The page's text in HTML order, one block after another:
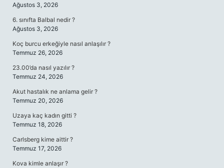
Ağustos 3, 2026
6. sınıfta Balbal nedir ?
Ağustos 3, 2026
Koç burcu erkeğiyle nasıl anlaşılır ?
Temmuz 26, 2026
23.00’da nasıl yazılır ?
Temmuz 24, 2026
Akut hastalık ne anlama gelir ?
Temmuz 20, 2026
Uzaya kaç kadın gitti ?
Temmuz 18, 2026
Carlsberg kime aittir ?
Temmuz 17, 2026
Kova kimle anlaşır ?